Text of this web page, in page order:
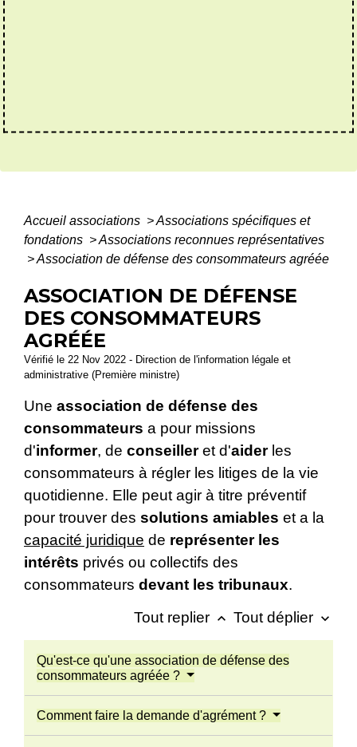
Accueil associations >Associations spécifiques et
fondations >Associations reconnues représentatives
>Association de défense des consommateurs agréée
ASSOCIATION DE DÉFENSE
DES CONSOMMATEURS
AGRÉÉE
Vérifié le 22 Nov 2022 - Direction de l'information légale et
administrative (Première ministre)
Une association de défense des
consommateurs a pour missions
d'informer, de conseilleret d'aiderles
consommateurs à régler les litiges de la vie
quotidienne. Elle peut agir à titre préventif
pour trouver des solutions amiables et a la
capacité juridique de représenter les
intérêts privés ou collectifs des
consommateurs devant les tribunaux.
Tout replier keyboard_arrow_up Tout déplier keyboard_arrow_down
Qu'est-ce qu'une association de défense des
consommateurs agréée ?
Comment faire la demande d'agrément ?